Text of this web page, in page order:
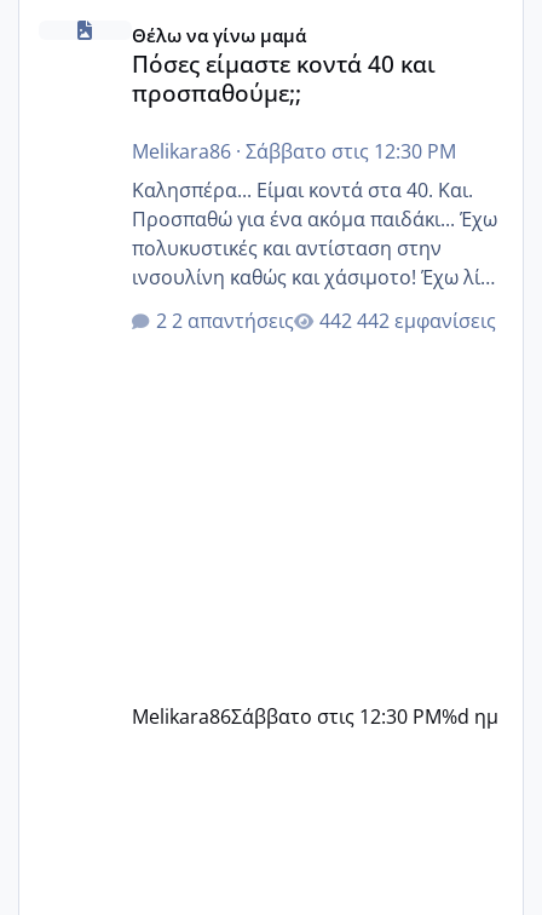
Πόσες είμαστε κοντά 40 και προσπαθούμε;;
Θέλω να γίνω μαμά
Πόσες είμαστε κοντά 40 και
προσπαθούμε;;
Melikara86· Σάββατο στις 12:30 PM
Καλησπέρα... Είμαι κοντά στα 40. Και.
Προσπαθώ για ένα ακόμα παιδάκι... Έχω
πολυκυστικές και αντίσταση στην
ινσουλίνη καθώς και χάσιμοτο! Έχω λίγα
κιλά παραπάνω και όσο κ αν προσπαθώ
δεν χάνω εύκολα! Προσπαθώ για ακόμη
2 απαντήσεις 442 εμφανίσεις
Melikara86Σάββατο στις 12:30 PM%d ημ